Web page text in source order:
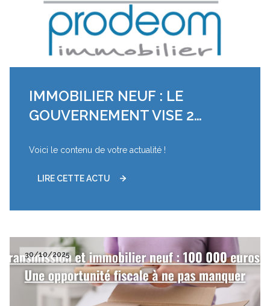
IMMOBILIER NEUF : LE
GOUVERNEMENT VISE 2
CONSTRUITS D’ICI 2030
Voici le contenu de votre actualité !
LIRE CETTE ACTU
30/10/2025